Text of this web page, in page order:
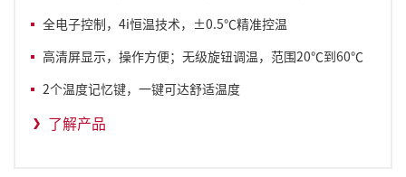
全电子控制，4i恒温技术，±0.5℃精准控温
高清屏显示，操作方便；无级旋钮调温，范围20℃到60℃
2个温度记忆键，一键可达舒适温度
了解产品